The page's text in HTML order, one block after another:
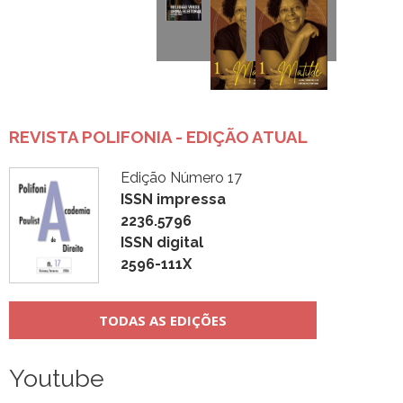
REVISTA POLIFONIA - EDIÇÃO ATUAL
Edição Número 17
ISSN impressa
2236.5796
ISSN digital
2596-111X
TODAS AS EDIÇÕES
Youtube